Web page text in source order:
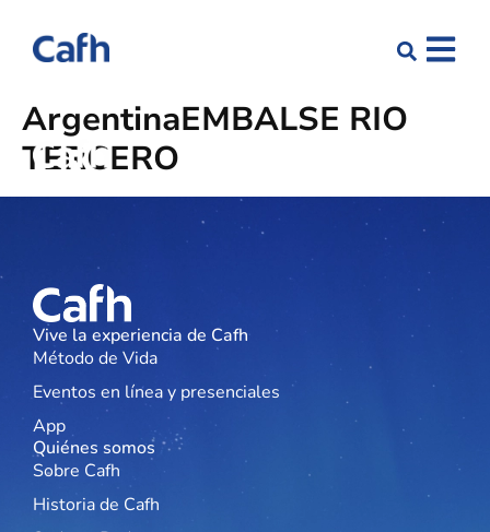
ArgentinaEMBALSE RIO
TERCERO
Vive la experiencia de Cafh
Método de Vida
Eventos en línea y presenciales
App
Quiénes somos
Sobre Cafh
Historia de Cafh